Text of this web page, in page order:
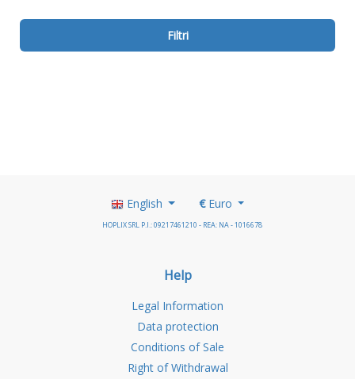
Filtri
English €Euro
HOPLIX SRL P.I.: 09217461210 - REA: NA - 1016678
Help
Legal Information
Data protection
Conditions of Sale
Right of Withdrawal